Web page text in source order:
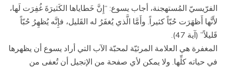
الفرّيسيّ المُستهجنة، أجاب يسوع: “إِنَّ خَطاياها الكَثيرَةَ غُفِرَت لَها،
لأَنَّها أَظهَرَت حُبّاً كثيراً. وأَمَّا الَّذي يُغفَرُ له القَليل، فإِنَّه يُظهِرُ حُبّاً
قَليلاً” (آية 47).
المغفرة هي العلامة المرئيّة لمحبّة الآب التي أراد يسوع أن يظهرها
في حياته كلِّها. ولا يمكن لأي صفحة من الإنجيل أن تُعفى من